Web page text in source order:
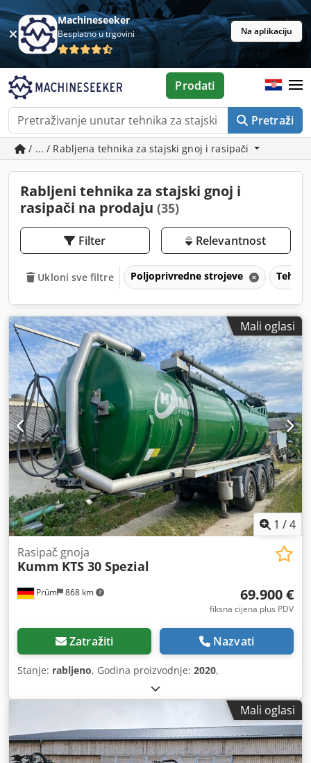
Machineseeker
Besplatno u trgovini Na aplikaciju
Pretraži
Prodati
/ ... / Rabljena tehnika za stajski gnoj i rasipači
Rabljeni tehnika za stajski gnoj i
rasipači na prodaju (35)
Filter Relevantnost
Ukloni sve filtre Poljoprivredne strojeve
Mali oglasi
1 /4
Prüm 868 km
Rasipač gnoja
Kumm KTS 30 Spezial
69.900 €
fiksna cijena plus PDV
Zatražiti Nazvati
Stanje: rabljeno, Godina proizvodnje: 2020,
Mali oglasi